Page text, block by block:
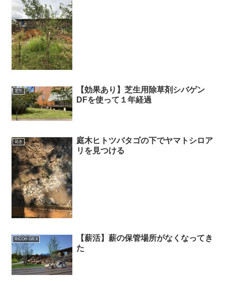
芝生
【効果あり】芝生用除草剤シバゲン
DFを使って１年経過
花き
庭木ヒトツバタゴの下でヤマトシロア
リを見つける
RICOH GR II
【薪活】薪の保管場所がなくなってき
た